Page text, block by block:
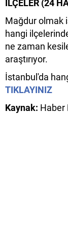
İLÇELER (24
Mağdur olmak
hangi
ne zaman
araştırıyor.
İstanbul'da
TIKLAYINIZ
Kaynak: Haber